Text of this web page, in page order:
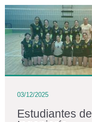
03/12/2025
Estudiantes de